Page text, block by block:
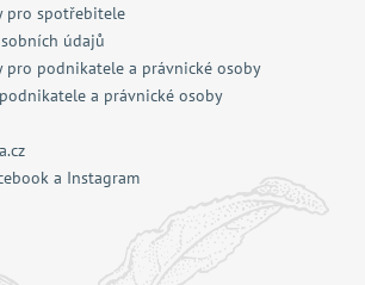
pro spotřebitele
údajů
pro podnikatele a právnické osoby
a právnické osoby
a Instagram